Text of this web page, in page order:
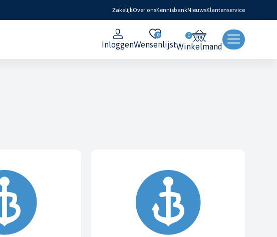
ZakelijkOver onsKennisbankNieuwsKlantenservice
Inloggen
0
WensenlijstWinkelmand